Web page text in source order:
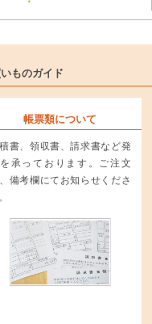
ものガイド
帳票類について
書、領収書、請求書など発
承っております。ご注文
備考欄にてお知らせくださ